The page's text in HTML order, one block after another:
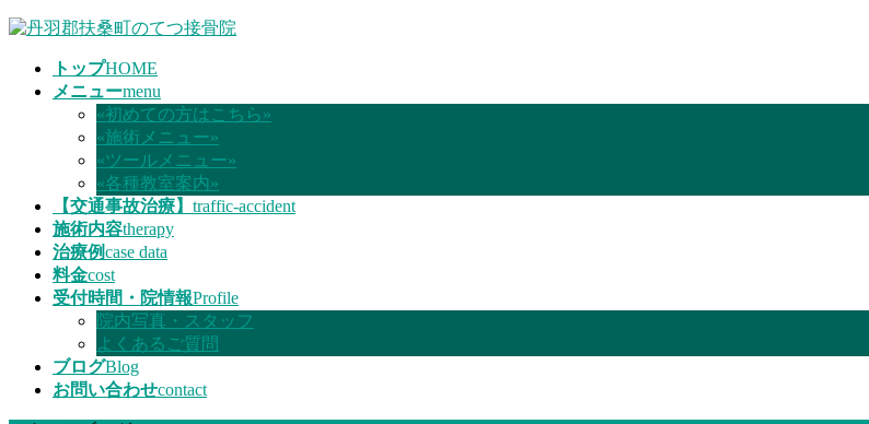
コ
ナ
トップHOME
メニューmenu
«初めての方はこちら»
«施術メニュー»
«ツールメニュー»
«各種教室案内»
【交通事故治療】 traffic-accident
施術内容therapy
治療例case data
料金cost
受付時間・院情報Profile
院内写真・スタッフ
よくあるご質問
ブログBlog
お問い合わせcontact